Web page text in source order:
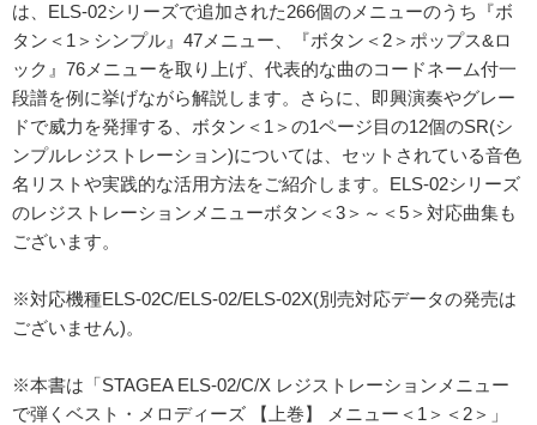
は、ELS-02シリーズで追加された266個のメニューのうち『ボ
タン＜1＞シンプル』47メニュー、『ボタン＜2＞ポップス&ロ
ック』76メニューを取り上げ、代表的な曲のコードネーム付一
段譜を例に挙げながら解説します。さらに、即興演奏やグレー
ドで威力を発揮する、ボタン＜1＞の1ページ目の12個のSR(シ
ンプルレジストレーション)については、セットされている音色
名リストや実践的な活用方法をご紹介します。ELS-02シリーズ
のレジストレーションメニューボタン＜3＞～＜5＞対応曲集も
ございます。
※対応機種ELS-02C/ELS-02/ELS-02X(別売対応データの発売は
ございません)。
※本書は「STAGEA ELS-02/C/X レジストレーションメニュー
で弾くベスト・メロディーズ 【上巻】 メニュー＜1＞＜2＞」